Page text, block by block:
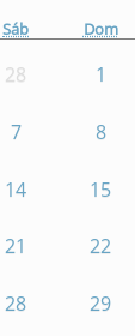
Sáb Dom
28 1
7 8
14 15
21 22
28 29